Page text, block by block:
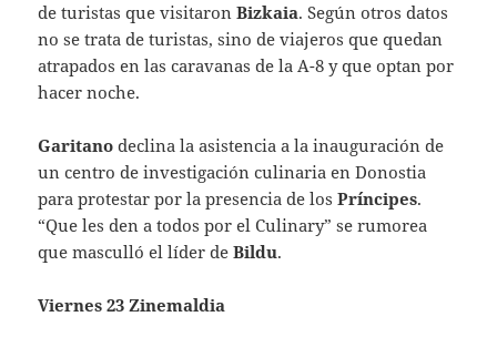
de turistas que visitaronBizkaia. Según otros datos
no se trata de turistas, sino de viajeros que quedan
atrapados en las caravanas de la A-8 y que optan por
hacer noche.
Garitanodeclina la asistencia a la inauguración de
un centro de investigación culinaria en Donostia
para protestar por la presencia de los Príncipes.
“Que les den a todos por el Culinary” se rumorea
que masculló el líder deBildu.
Viernes 23 Zinemaldia